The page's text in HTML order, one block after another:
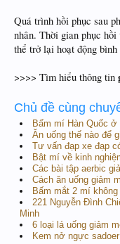
Quá trình hồi phục sau
nhân. Thời gian phục
thể trở lại hoạt động bình
>>>> Tìm hiểu thông tin
Chủ đề cùng
Bấm mí Hàn Quốc ở
Ăn uống thế nào để
Tư vấn đạp xe đạp
Bật mí về kinh
Các bài tập aerbic
Cách ăn uống giảm
Bấm mắt 2 mí
221 Nguyễn Đình
Minh
6 loại lá uống giảm
Kem nở ngực